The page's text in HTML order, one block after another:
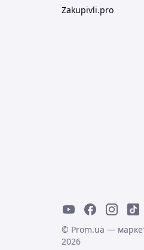
Zakupivli.pro
© Prom.ua —
2026